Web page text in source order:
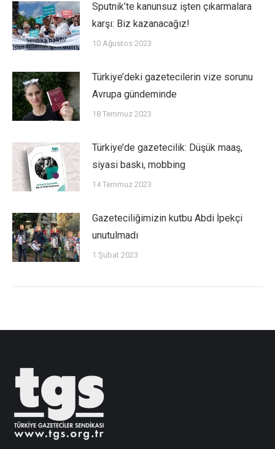
Sputnik’te kanunsuz işten çıkarmalara
karşı: Biz kazanacağız!
10 Ağustos 2023
Türkiye’deki gazetecilerin vize sorunu
Avrupa gündeminde
18 Temmuz 2023
Türkiye’de gazetecilik: Düşük maaş,
siyasi baskı, mobbing
14 Temmuz 2023
Gazeteciliğimizin kutbu Abdi İpekçi
unutulmadı
1 Şubat 2023